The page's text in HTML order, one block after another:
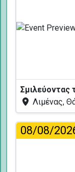
Λιμένας,
08/08/